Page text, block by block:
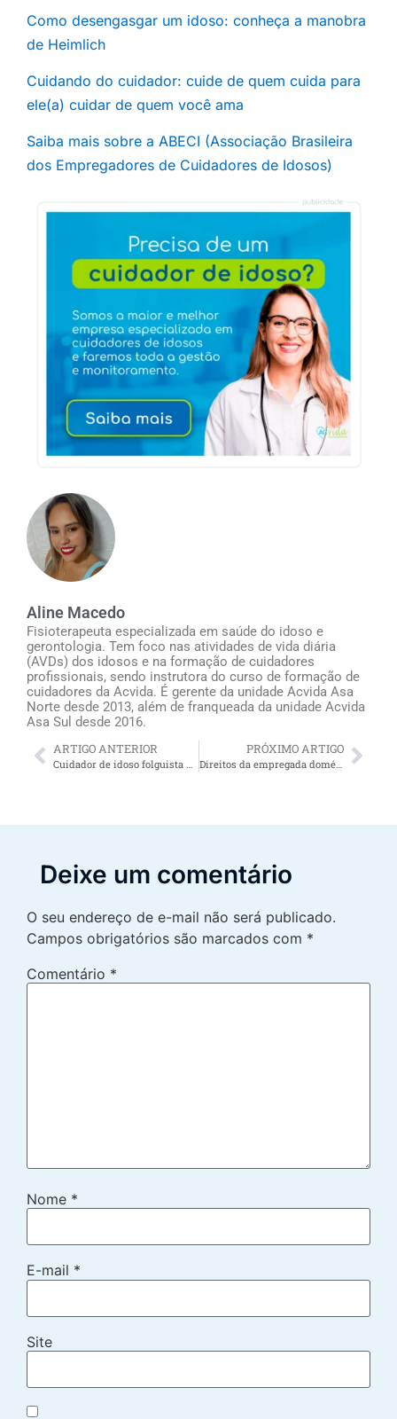
Como desengasgar um idoso: conheça a manobra
de Heimlich
Cuidando do cuidador: cuide de quem cuida para
ele(a) cuidar de quem você ama
Saiba mais sobre a ABECI (Associação Brasileira
dos Empregadores de Cuidadores de Idosos)
Aline Macedo
Fisioterapeuta especializada em saúde do idoso e
gerontologia. Tem foco nas atividades de vida diária
(AVDs) dos idosos e na formação de cuidadores
profissionais, sendo instrutora do curso de formação de
cuidadores da Acvida. É gerente da unidade Acvida Asa
Norte desde 2013, além de franqueada da unidade Acvida
Asa Sul desde 2016.
ARTIGO ANTERIOR PRÓXIMO ARTIGO
Direitos da empregada doméstica e do cuidador de idosos residencial
Deixe um comentário
O seu endereço de e-mail não será publicado.
Campos obrigatórios são marcados com *
Comentário *
Nome *
E-mail *
Site